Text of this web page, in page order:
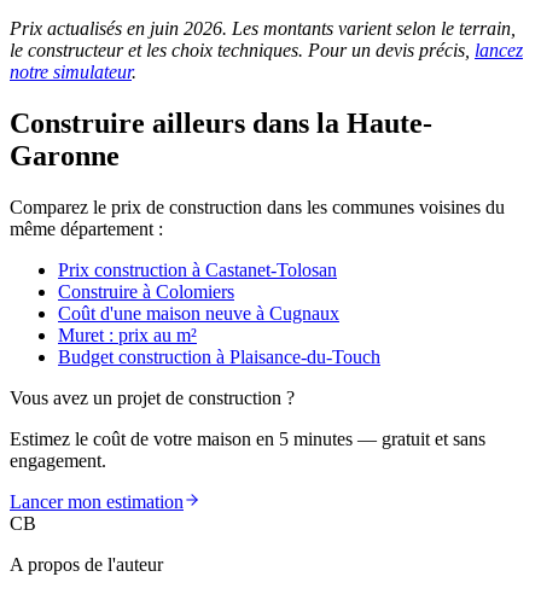
Prix actualisés en juin 2026. Les montants varient selon le terrain,
le constructeur et les choix techniques. Pour un devis précis, lancez
notre simulateur.
Construire ailleurs dans la Haute-
Garonne
Comparez le prix de construction dans les communes voisines du
même département :
Prix construction à Castanet-Tolosan
Construire à Colomiers
Coût d'une maison neuve à Cugnaux
Muret : prix au m²
Budget construction à Plaisance-du-Touch
Vous avez un projet de construction ?
Estimez le coût de votre maison en 5 minutes — gratuit et sans
engagement.
Lancer mon estimation
CB
A propos de l'auteur